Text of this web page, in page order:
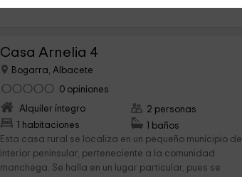
Casa Arnelia 4
Bogarra, Albacete
0 opiniones
Alquiler íntegro
1 habitaciones
2 personas
1 baños
Esta casa rural se localiza en un pequeño municipio del
interior peninsular, perteneciente a la comunidad
manchega. Se halla en un lugar particular, pues se